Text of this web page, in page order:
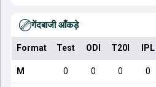
गेंदबाजी आँकड़े
Format Test ODI T20I IPL
M 0 0 0 0